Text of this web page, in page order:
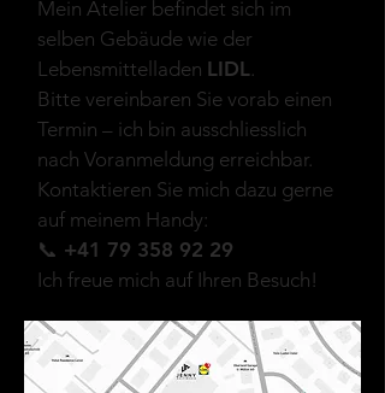
Mein Atelier befindet sich im
selben Gebäude wie der
Lebensmittelladen LIDL.
Bitte vereinbaren Sie vorab einen
Termin – ich bin ausschliesslich
nach Voranmeldung erreichbar.
Kontaktieren Sie mich dazu gerne
auf meinem Handy:
📞 +41 79 358 92 29
Ich freue mich auf Ihren Besuch!